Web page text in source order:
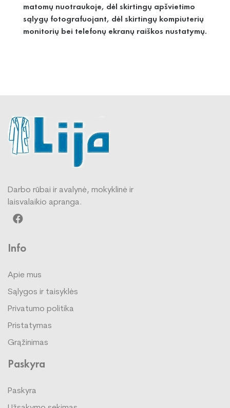
matomų nuotraukoje, dėl skirtingų apšvietimo
sąlygų fotografuojant, dėl skirtingų kompiuterių
monitorių bei telefonų ekranų raiškos nustatymų.
Darbo rūbai ir avalynė, mokyklinė ir
laisvalaikio apranga.
Info
Apie mus
Sąlygos ir taisyklės
Privatumo politika
Pristatymas
Grąžinimas
Paskyra
Paskyra